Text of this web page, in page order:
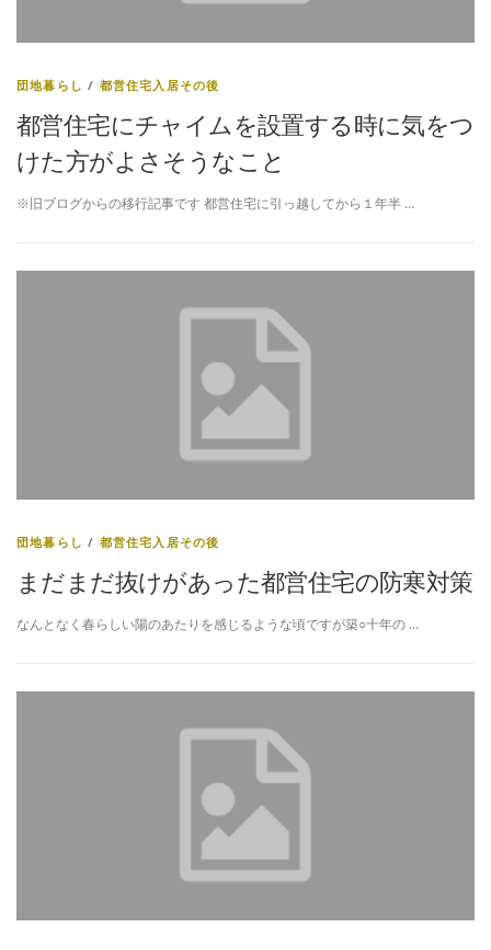
団地暮らし / 都営住宅入居その後
都営住宅にチャイムを設置する時に気をつ
けた方がよさそうなこと
※旧ブログからの移行記事です 都営住宅に引っ越してから１年半 …
団地暮らし / 都営住宅入居その後
まだまだ抜けがあった都営住宅の防寒対策
なんとなく春らしい陽のあたりを感じるような頃ですが築○十年の …